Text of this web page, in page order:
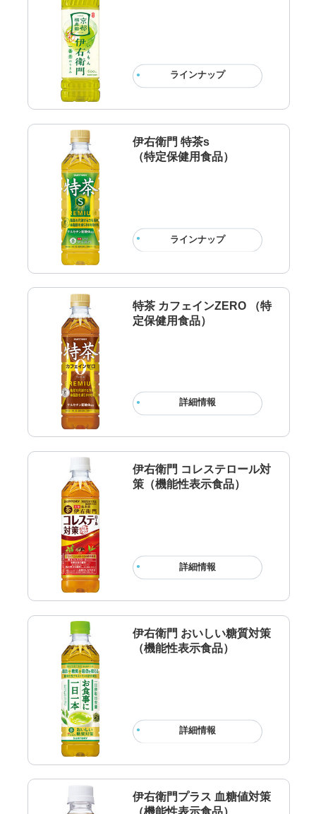
ラインナップ
伊右衛門 特茶s
（特定保健用食品）
ラインナップ
特茶 カフェインZERO （特
定保健用食品）
詳細情報
伊右衛門 コレステロール対
策（機能性表示食品）
詳細情報
伊右衛門 おいしい糖質対策
（機能性表示食品）
詳細情報
伊右衛門プラス 血糖値対策